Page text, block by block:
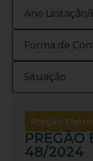
Pregão
PREGÃO
48/2024